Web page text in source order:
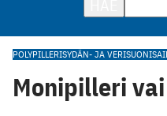
POLYPILLERISYDÄN- JA
Monipilleri